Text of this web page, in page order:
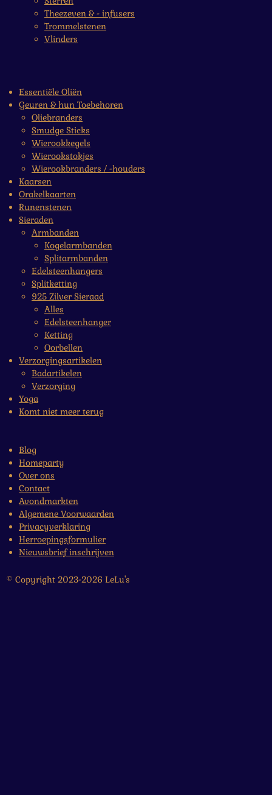
Theezeven & - infusers
Trommelstenen
Vlinders
Essentiële Oliën
Geuren & hun Toebehoren
Oliebranders
Smudge Sticks
Wierookkegels
Wierookstokjes
Wierookbranders / -houders
Kaarsen
Orakelkaarten
Runenstenen
Sieraden
Armbanden
Kogelarmbanden
Splitarmbanden
Edelsteenhangers
Splitketting
925 Zilver Sieraad
Alles
Edelsteenhanger
Ketting
Oorbellen
Verzorgingsartikelen
Badartikelen
Verzorging
Yoga
Komt niet meer terug
Blog
Homeparty
Over ons
Contact
Avondmarkten
Algemene Voorwaarden
Privacyverklaring
Herroepingsformulier
Nieuwsbrief inschrijven
© Copyright 2023-2026 LeLu's